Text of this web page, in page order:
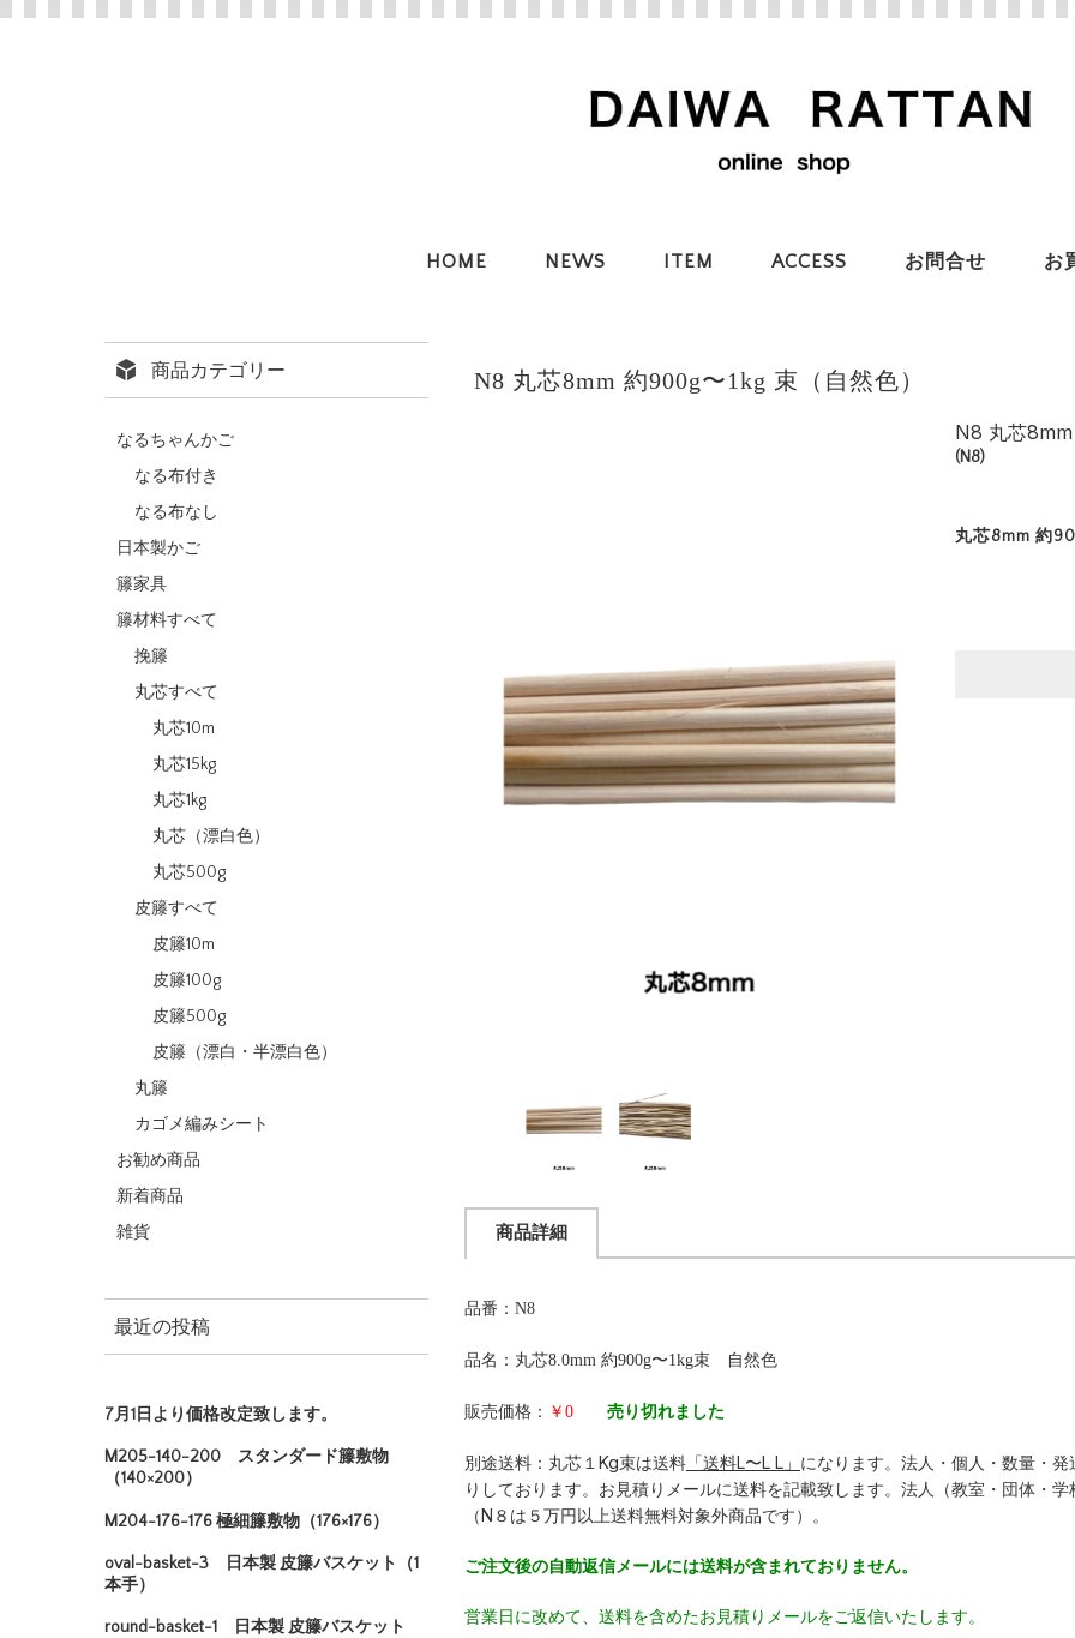
HOME NEWS ITEM ACCESS お問合せ お
N8 丸芯8mm 約900g〜1kg 束（自然色）
N8 丸芯
(N8)
丸芯8mm 約
商品詳細
品番：N8
品名：丸芯8.0mm 約900g〜1kg束 自然色
販売価格： ￥0 売り切れました
別途送料：丸芯１Kg束は送料 「送料L〜L L」 になります。法人・個人・数量・
りしております。お見積りメールに送料を記載致します。法人（教室・団体・
（N８は５万円以上送料無料対象外商品です）。
ご注文後の自動返信メールには送料が含まれておりません。
営業日に改めて、送料を含めたお見積りメールをご返信いたします。
商品カテゴリー
なるちゃんかご
なる布付き
なる布なし
日本製かご
籐家具
籐材料すべて
挽籐
丸芯すべて
丸芯10m
丸芯15kg
丸芯1kg
丸芯（漂白色）
丸芯500g
皮籐すべて
皮籐10m
皮籐100g
皮籐500g
皮籐（漂白・半漂白色）
丸籐
カゴメ編みシート
お勧め商品
新着商品
雑貨
最近の投稿
7月1日より価格改定致します。
M205-140-200 スタンダード籐敷物
（140×200）
M204-176-176 極細籐敷物（176×176）
oval-basket-3 日本製 皮籐バスケット（1
本手）
round-basket-1 日本製 皮籐バスケット